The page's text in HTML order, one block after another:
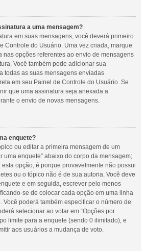
a uma mensagem?
em suas mensagens, você deverá primeiro
Controle do Usuário. Uma vez criada, marque
nas opções referentes ao envio de mensagens
Você também pode adicionar sua
todas as suas mensagens enviadas
em seu Painel de Controle do Usuário. Se
que uma assinatura seja anexada a
o envio de novas mensagens.
enquete?
ou editar a primeira mensagem de um
uma enquete” abaixo do corpo da mensagem;
opção, é porque provavelmente não possui
ou o tópico não é de sua autoria. Você deve
e em seguida, escrever pelo menos
se de colocar cada opção em uma linha
Você poderá também especificar o número de
selecionar ao votar em “Opções por
limite para a enquete (sendo 0 ilimitado), e
aos usuários a mudança de voto.